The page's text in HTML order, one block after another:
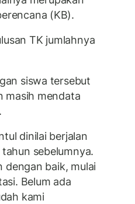
(KB).
TK jumlahnya
siswa tersebut
masih mendata
dinilai berjalan
sebelumnya.
dengan baik, mulai
Belum ada
kami